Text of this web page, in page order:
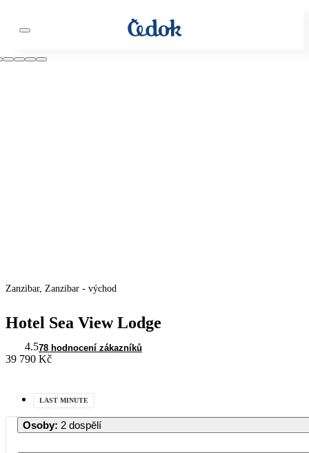
Zanzibar, Zanzibar - východ
Hotel Sea View Lodge
4.578 hodnocení zákazníků
39 790 Kč
LAST MINUTE
Osoby: 2 dospělí